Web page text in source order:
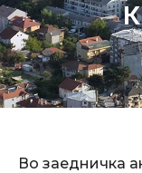
Во заедничка